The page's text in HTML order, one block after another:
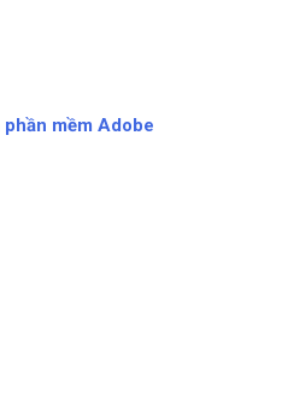
phần mềm Adobe